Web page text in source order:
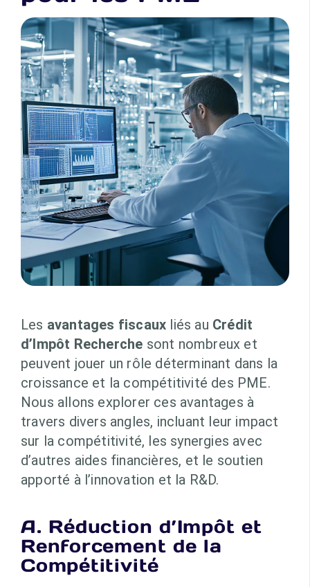
Les avantages fiscaux liés au Crédit
d’Impôt Recherche sont nombreux et
peuvent jouer un rôle déterminant dans la
croissance et la compétitivité des PME.
Nous allons explorer ces avantages à
travers divers angles, incluant leur impact
sur la compétitivité, les synergies avec
d’autres aides financières, et le soutien
apporté à l’innovation et la R&D.
A. Réduction d’Impôt et
Renforcement de la
Compétitivité